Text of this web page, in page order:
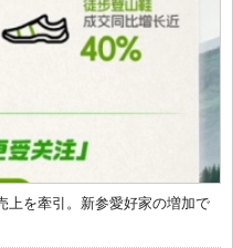
上を牽引。新参愛好家の増加で